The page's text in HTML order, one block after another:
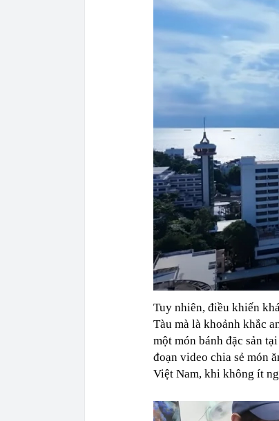
Tuy nhiên, điều khiến
Tàu mà là khoảnh khắc
một món bánh đặc sản
đoạn video chia sẻ món
Việt Nam, khi không ít